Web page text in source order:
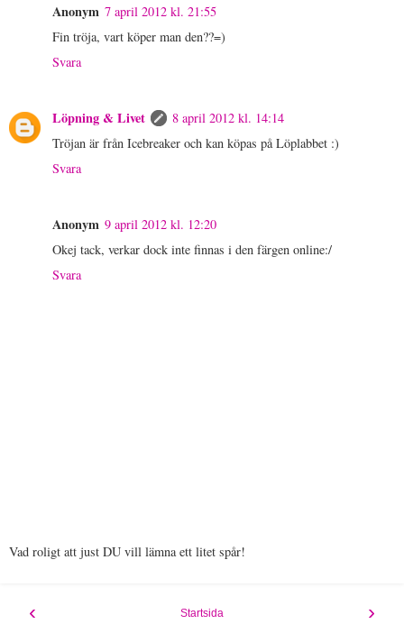
Anonym 7 april 2012 kl. 21:55
Fin tröja, vart köper man den??=)
Svara
Löpning & Livet
8 april 2012 kl. 14:14
Tröjan är från Icebreaker och kan köpas på Löplabbet :)
Svara
Anonym 9 april 2012 kl. 12:20
Okej tack, verkar dock inte finnas i den färgen online:/
Svara
Vad roligt att just DU vill lämna ett litet spår!
‹ ›
Startsida